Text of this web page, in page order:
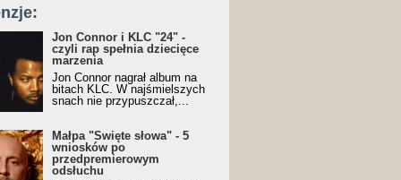
Jon Connor i KLC "24" -
czyli rap spełnia dziecięce
marzenia
Jon Connor nagrał album na
bitach KLC. W najśmielszych
snach nie przypuszczał,...
Małpa "Święte słowa" - 5
wniosków po
przedpremierowym
odsłuchu